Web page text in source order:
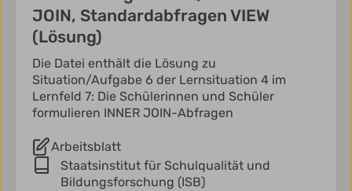
JOIN, Standardabfragen VIEW
(Lösung)
Die Datei enthält die Lösung zu
Situation/Aufgabe 6 der Lernsituation 4 im
Lernfeld 7: Die Schülerinnen und Schüler
formulieren INNER JOIN-Abfragen
Arbeitsblatt
Staatsinstitut für Schulqualität und
Bildungsforschung (ISB)